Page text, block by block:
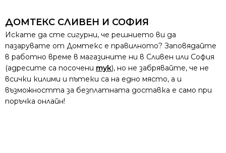
ДОМТЕКС СЛИВЕН И СОФИЯ
Искате да сте сигурни, че решнието ви да
пазарувате от Домтекс е правилното? Заповядайте
в работно време в магазините ни в Сливен или София
(адресите са посочени тук), но не забрявайте, че не
всички килими и пътеки са на едно място, а и
възможността за безплатната доставка е само при
поръчка онлайн!